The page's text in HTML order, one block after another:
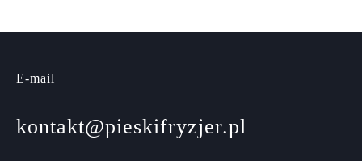
E-mail
kontakt@pieskifryzjer.pl